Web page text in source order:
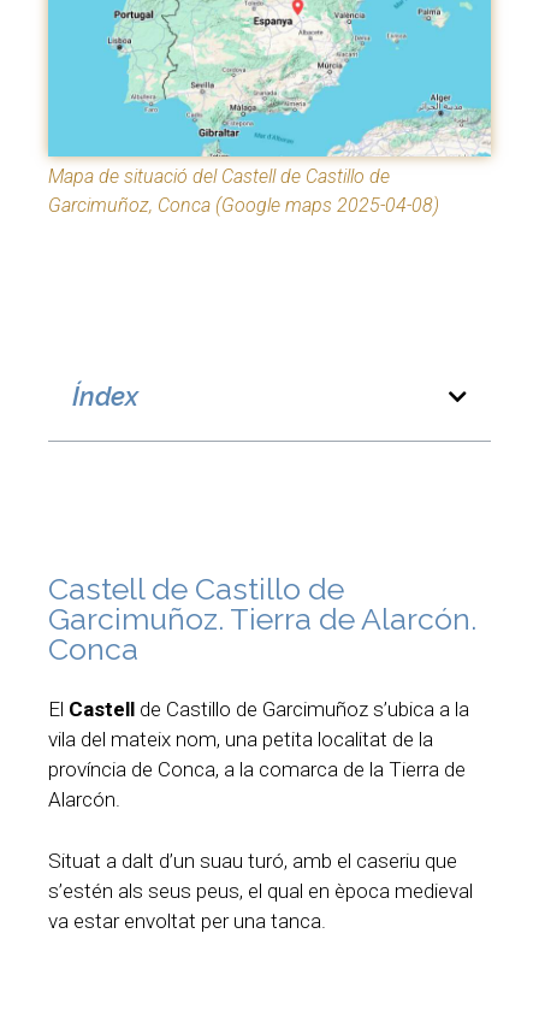
Mapa de situació del Castell de Castillo de
Garcimuñoz, Conca (Google maps 2025-04-08)
Índex
Castell de Castillo de
Garcimuñoz. Tierra de Alarcón.
Conca
El Castell de Castillo de Garcimuñoz s’ubica a la
vila del mateix nom, una petita localitat de la
província de Conca, a la comarca de la Tierra de
Alarcón.
Situat a dalt d’un suau turó, amb el caseriu que
s’estén als seus peus, el qual en època medieval
va estar envoltat per una tanca.